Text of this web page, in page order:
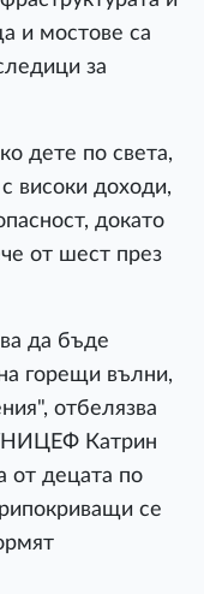
и мостове са
за
дете по света,
високи доходи,
докато
от шест през
да бъде
горещи вълни,
отбелязва
Катрин
от децата по
се